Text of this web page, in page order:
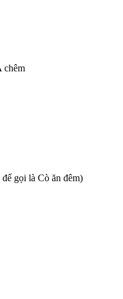
chêm
gọi là Cò ăn đêm)